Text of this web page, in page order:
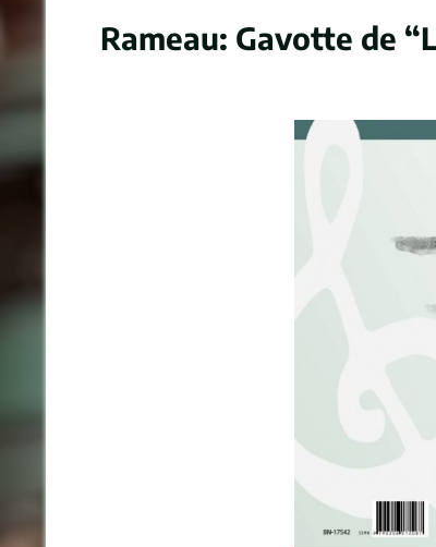
Rameau: Gavotte de